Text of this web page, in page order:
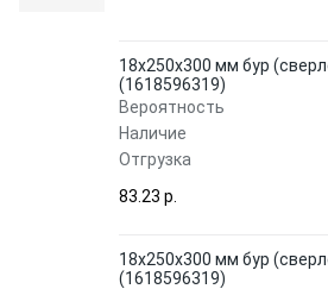
18х250х300 мм бур
(1618596319)
Вероятность
Наличие
Отгрузка
83.23 p.
18х250х300 мм бур
(1618596319)